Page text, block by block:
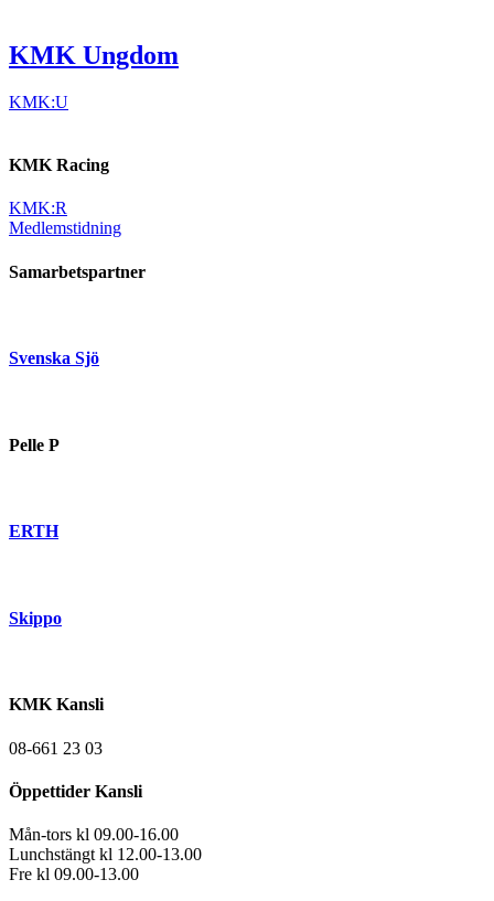
KMK Ungdom
KMK:U
KMK Racing
KMK:R
Medlemstidning
Samarbetspartner
Svenska Sjö
Pelle P
ERTH
Skippo
KMK Kansli
08-661 23 03
Öppettider Kansli
Mån-tors kl 09.00-16.00
Lunchstängt kl 12.00-13.00
Fre kl 09.00-13.00